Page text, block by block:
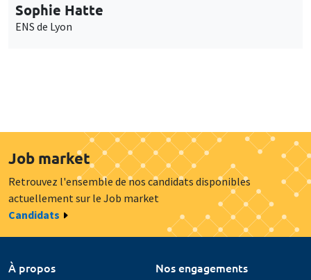
Sophie Hatte
ENS de Lyon
Job market
Retrouvez l'ensemble de nos candidats disponibles
actuellement sur le Job market
Candidats
À propos
Nos engagements